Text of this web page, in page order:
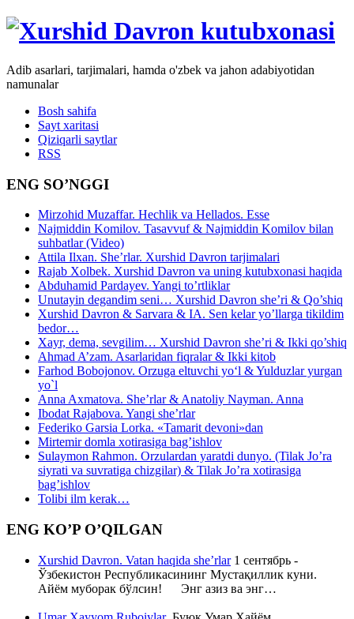
Adib asarlari, tarjimalari, hamda o'zbek va jahon adabiyotidan
namunalar
Bosh sahifa
Sayt xaritasi
Qiziqarli saytlar
RSS
ENG SO’NGGI
Mirzohid Muzaffar. Hechlik va Hellados. Esse
Najmiddin Komilov. Tasavvuf & Najmiddin Komilov bilan
suhbatlar (Video)
Attila Ilxan. She’rlar. Xurshid Davron tarjimalari
Rajab Xolbek. Xurshid Davron va uning kutubxonasi haqida
Abduhamid Pardayev. Yangi to’rtliklar
Unutayin degandim seni… Xurshid Davron she’ri & Qo’shiq
Xurshid Davron & Sarvara & IA. Sen kelar yo’llarga tikildim
bedor…
Xayr, dema, sevgilim… Xurshid Davron she’ri & Ikki qo’shiq
Ahmad A’zam. Asarlaridan fiqralar & Ikki kitob
Farhod Bobojonov. Orzuga eltuvchi yo‘l & Yulduzlar yurgan
yo`l
Anna Axmatova. She’rlar & Anatoliy Nayman. Anna
Ibodat Rajabova. Yangi she’rlar
Federiko Garsia Lorka. «Tamarit devoni»dan
Mirtemir domla xotirasiga bag’ishlov
Sulaymon Rahmon. Orzulardan yaratdi dunyo. (Tilak Jo’ra
siyrati va suvratiga chizgilar) & Tilak Jo’ra xotirasiga
bag’ishlov
Tolibi ilm kerak…
ENG KO’P O’QILGAN
Xurshid Davron. Vatan haqida she’rlar1 сентябрь -
Ўзбекистон Республикасининг Мустақиллик куни.
Айём муборак бўлсин! Энг азиз ва энг…